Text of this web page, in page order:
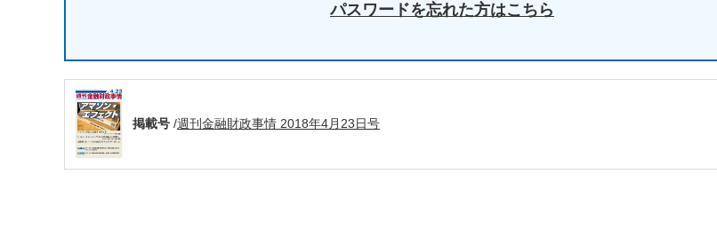
パスワードを忘れた方はこちら
掲載号 /週刊金融財政事情 2018年4月23日号